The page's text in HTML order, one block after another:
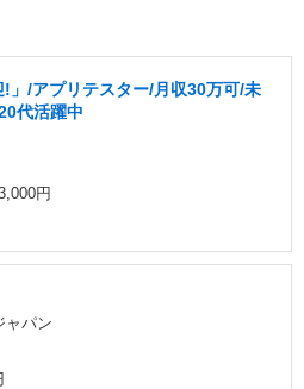
!」/アプリテスター/月収30万可/未
代活躍中
円
ャパン